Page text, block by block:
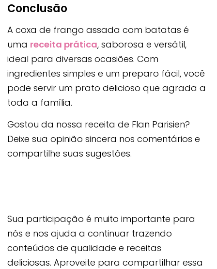
Conclusão
A coxa de frango assada com batatas é
uma receita prática, saborosa e versátil,
ideal para diversas ocasiões. Com
ingredientes simples e um preparo fácil, você
pode servir um prato delicioso que agrada a
toda a família.
Gostou da nossa receita de Flan Parisien?
Deixe sua opinião sincera nos comentários e
compartilhe suas sugestões.
Sua participação é muito importante para
nós e nos ajuda a continuar trazendo
conteúdos de qualidade e receitas
deliciosas. Aproveite para compartilhar essa